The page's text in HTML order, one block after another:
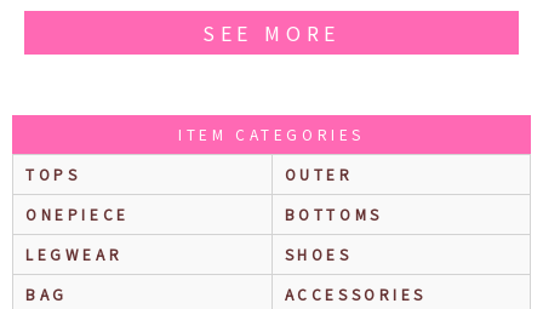
SEE MORE
ITEM CATEGORIES
TOPS
OUTER
ONEPIECE
BOTTOMS
LEGWEAR
SHOES
BAG
ACCESSORIES